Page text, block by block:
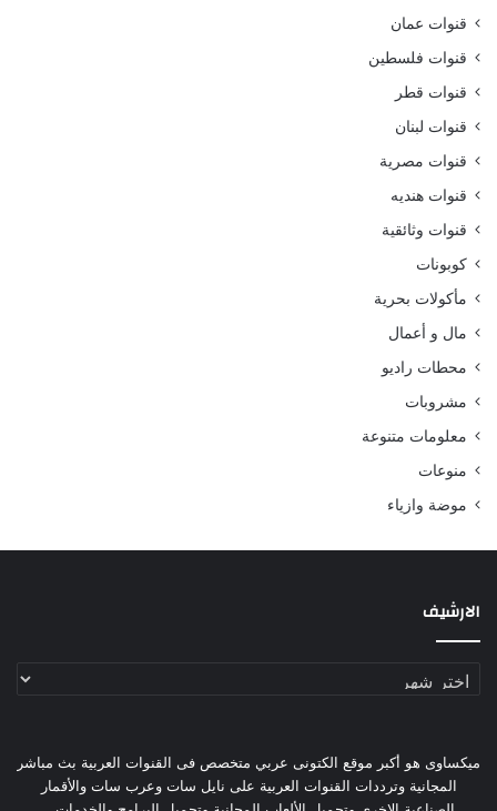
قنوات عمان
قنوات فلسطين
قنوات قطر
قنوات لبنان
قنوات مصرية
قنوات هنديه
قنوات وثائقية
كوبونات
مأكولات بحرية
مال و أعمال
محطات راديو
مشروبات
معلومات متنوعة
منوعات
موضة وازياء
الارشيف
الارشيف
ميكساوى هو أكبر موقع الكتونى عربي متخصص فى القنوات العربية بث مباشر
المجانية وترددات القنوات العربية على نايل سات وعرب سات والأقمار